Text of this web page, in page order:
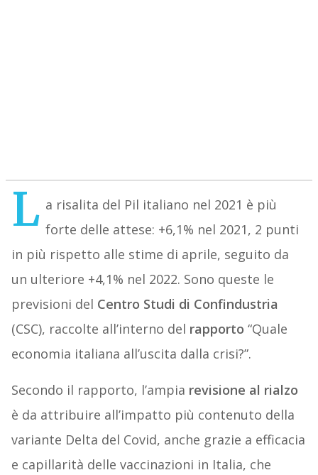
L a risalita del Pil italiano nel 2021 è più
forte delle attese: +6,1% nel 2021, 2 punti
in più rispetto alle stime di aprile, seguito da
un ulteriore +4,1% nel 2022. Sono queste le
previsioni del Centro Studi di Confindustria
(CSC), raccolte all’interno del rapporto “Quale
economia italiana all’uscita dalla crisi?”.
Secondo il rapporto, l’ampia revisione al rialzo
è da attribuire all’impatto più contenuto della
variante Delta del Covid, anche grazie a efficacia
e capillarità delle vaccinazioni in Italia, che